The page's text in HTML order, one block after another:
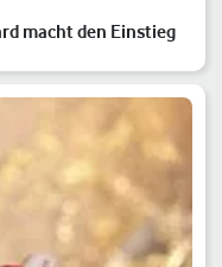
macht den Einstieg